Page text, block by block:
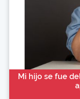
Mi hijo se fue